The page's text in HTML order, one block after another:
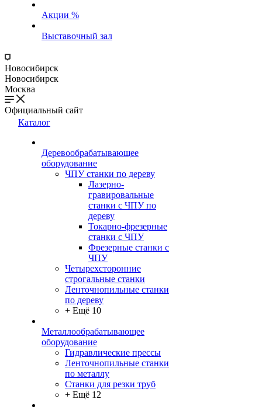
Акции %
Выставочный зал
Новосибирск
Новосибирск
Москва
Официальный сайт
Каталог
Деревообрабатывающее
оборудование
ЧПУ станки по дереву
Лазерно-
гравировальные
станки с ЧПУ по
дереву
Токарно-фрезерные
станки с ЧПУ
Фрезерные станки с
ЧПУ
Четырехсторонние
строгальные станки
Ленточнопильные станки
по дереву
+ Ещё 10
Металлообрабатывающее
оборудование
Гидравлические прессы
Ленточнопильные станки
по металлу
Станки для резки труб
+ Ещё 12